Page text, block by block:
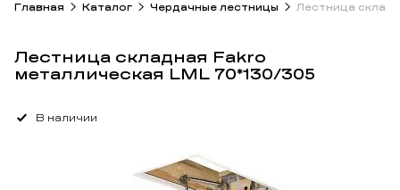
Главная Каталог Чердачные лестницы Лестница
Лестница складная Fakro
металлическая LML 70*130/305
В наличии